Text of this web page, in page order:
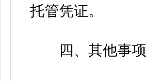
托管凭证。
四、其他事项